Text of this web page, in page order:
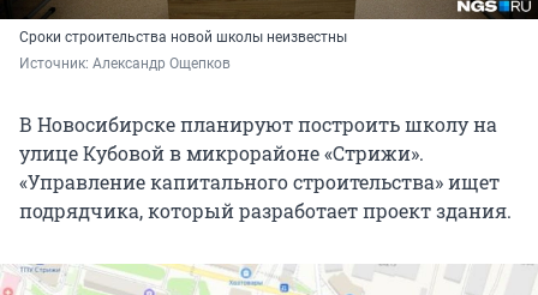
Сроки строительства новой школы неизвестны
Источник: Александр Ощепков
В Новосибирске планируют построить школу на
улице Кубовой в микрорайоне «Стрижи».
«Управление капитального строительства» ищет
подрядчика, который разработает проект здания.